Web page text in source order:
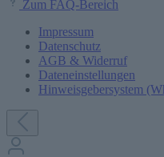
Zum FAQ-Bereich
Impressum
Datenschutz
AGB & Widerruf
Dateneinstellungen
Hinweisgebersystem